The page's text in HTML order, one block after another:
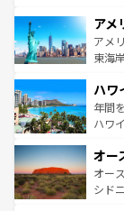
ンツ
の建
博物
こと
ば市内
着の
アメ
アメ
東海
のよ
ンメ
西部
部の
文化
しみ
ハワ
年間
ハワ
ワイ
島だ
おす
オー
オー
シド